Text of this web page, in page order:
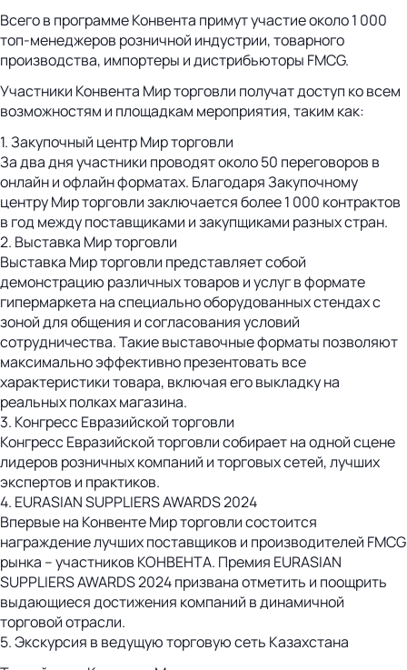
Всего в программе Конвента примут участие около 1 000
топ-менеджеров розничной индустрии, товарного
производства, импортеры и дистрибьюторы FMCG.
Участники Конвента Мир торговли получат доступ ко всем
возможностям и площадкам мероприятия, таким как:
1. Закупочный центр Мир торговли
За два дня участники проводят около 50 переговоров в
онлайн и офлайн форматах. Благодаря Закупочному
центру Мир торговли заключается более 1 000 контрактов
в год между поставщиками и закупщиками разных стран.
2. Выставка Мир торговли
Выставка Мир торговли представляет собой
демонстрацию различных товаров и услуг в формате
гипермаркета на специально оборудованных стендах с
зоной для общения и согласования условий
сотрудничества. Такие выставочные форматы позволяют
максимально эффективно презентовать все
характеристики товара, включая его выкладку на
реальных полках магазина.
3. Конгресс Евразийской торговли
Конгресс Евразийской торговли собирает на одной сцене
лидеров розничных компаний и торговых сетей, лучших
экспертов и практиков.
4. EURASIAN SUPPLIERS AWARDS 2024
Впервые на Конвенте Мир торговли состоится
награждение лучших поставщиков и производителей FMCG
рынка – участников КОНВЕНТА. Премия EURASIAN
SUPPLIERS AWARDS 2024 призвана отметить и поощрить
выдающиеся достижения компаний в динамичной
торговой отрасли.
5. Экскурсия в ведущую торговую сеть Казахстана